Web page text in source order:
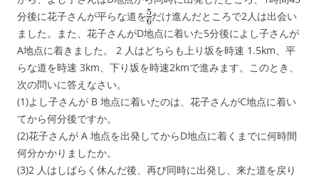
分後に花子さんが平らな道を だけ進んだところで2人は出会い
ました。また、花子さんがD地点に着いた5分後によし子さんが
A地点に着きました。 2 人はどちらも上り坂を時速 1.5km、平
らな道を時速 3km、下り坂を時速2kmで進みます。このとき、
次の問いに答えなさい。
(1)よし子さんが B 地点に着いたのは、花子さんがC地点に着い
てから何分後ですか。
(2)花子さんが A 地点を出発してからD地点に着くまでに何時間
何分かかりましたか。
(3)2 人はしばらく休んだ後、再び同時に出発し、来た道を戻り